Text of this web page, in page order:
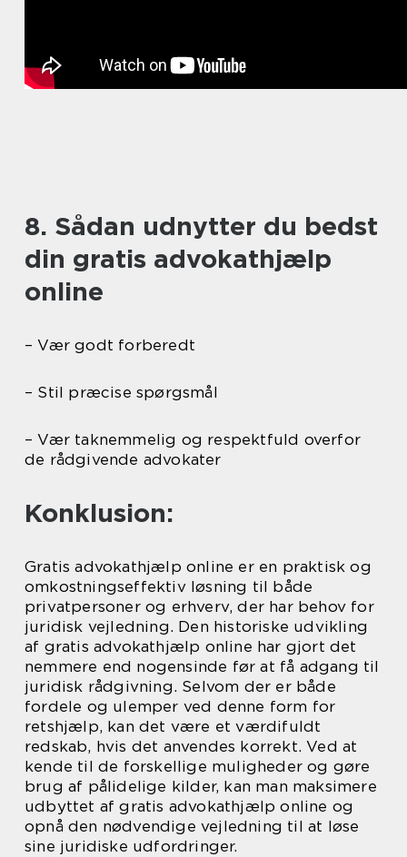
8. Sådan udnytter du bedst
din gratis advokathjælp
online
– Vær godt forberedt
– Stil præcise spørgsmål
– Vær taknemmelig og respektfuld overfor
de rådgivende advokater
Konklusion:
Gratis advokathjælp online er en praktisk og
omkostningseffektiv løsning til både
privatpersoner og erhverv, der har behov for
juridisk vejledning. Den historiske udvikling
af gratis advokathjælp online har gjort det
nemmere end nogensinde før at få adgang til
juridisk rådgivning. Selvom der er både
fordele og ulemper ved denne form for
retshjælp, kan det være et værdifuldt
redskab, hvis det anvendes korrekt. Ved at
kende til de forskellige muligheder og gøre
brug af pålidelige kilder, kan man maksimere
udbyttet af gratis advokathjælp online og
opnå den nødvendige vejledning til at løse
sine juridiske udfordringer.